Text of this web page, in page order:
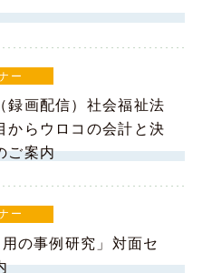
ー
録画配信）社会福祉法
からウロコの会計と決
ご案内
ー
の事例研究」対面セ